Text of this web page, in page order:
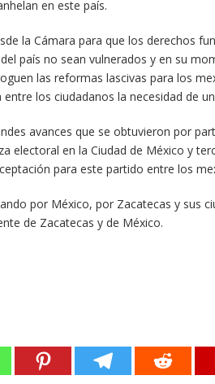
en este país.
la Cámara para que los derechos
país no sean vulnerados y en su
las reformas lascivas para los
los ciudadanos la necesidad de
avances que se obtuvieron por
electoral en la Ciudad de México y
para este partido entre los
por México, por Zacatecas y sus
de Zacatecas y de México.